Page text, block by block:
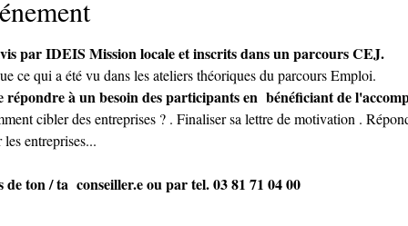
par IDEIS Mission locale et inscrits dans un parcours CEJ.
ce qui a été vu dans les ateliers théoriques du parcours Emploi.
répondre à un besoin des participants en  bénéficiant de
cibler des entreprises ? . Finaliser sa lettre de motivation .
entreprises...
ton / ta  conseiller.e ou par tel. 03 81 71 04 00